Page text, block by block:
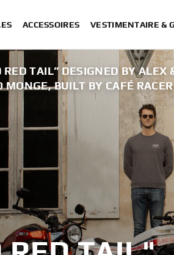
ACCESSOIRES VESTIMENTAIRE &
RED TAIL” DESIGNED BY ALEX
MONGE, BUILT BY CAFÉ RACER